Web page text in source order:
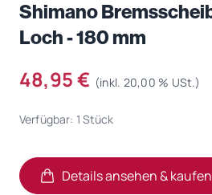
Shimano
Loch - 180 mm
48,95 € (inkl. 20,00 % USt.)
Verfügbar: 1 Stück
Details ansehen & kaufen
(öffnet in
(öffnet in